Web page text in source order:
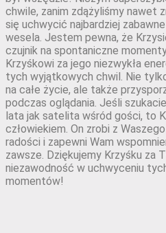
chwile, zanim zdążyliśmy nawet
się uchwycić najbardziej
wesela. Jestem pewna, że
czujnik na spontaniczne
Krzyśkowi za jego niezwykła
tych wyjątkowych chwil. Nie
na całe życie, ale także
podczas oglądania. Jeśli
lata jak satelita wśród gości, to
człowiekiem. On zrobi z
radości i zapewni Wam
zawsze. Dziękujemy Krzyśku za
niezawodność w uchwyceniu
momentów!